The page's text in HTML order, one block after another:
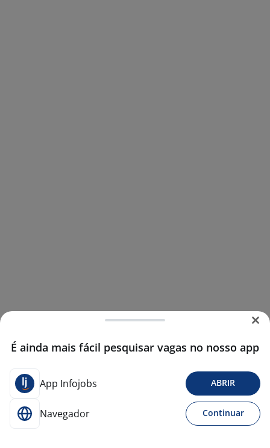
É ainda mais fácil pesquisar vagas no nosso app
App Infojobs ABRIR
Navegador Continuar